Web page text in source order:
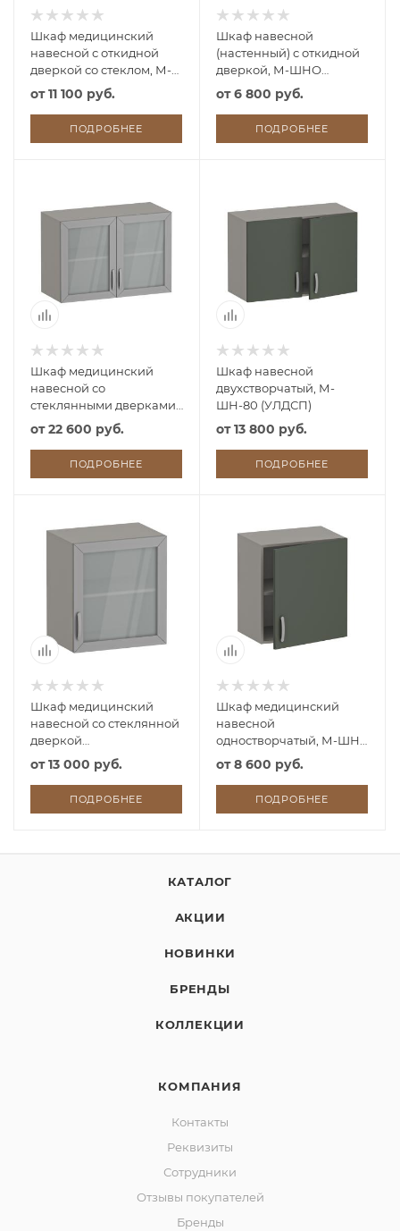
Шкаф медицинский
навесной с откидной
дверкой со стеклом, М-
ШНОс (УЛДСП)
от11 100 руб.
ПОДРОБНЕЕ
Шкаф навесной
(настенный) с откидной
дверкой, М-ШНО
(УЛДСП)
от6 800 руб.
ПОДРОБНЕЕ
Шкаф медицинский
навесной со
стеклянными дверками,
М-ШНс-80 (УЛДСП)
от22 600 руб.
ПОДРОБНЕЕ
Шкаф навесной
двухстворчатый, М-
ШН-80 (УЛДСП)
от13 800 руб.
ПОДРОБНЕЕ
Шкаф медицинский
навесной со стеклянной
дверкой
одностворчатый, М-ШНс
от13 000 руб.
ПОДРОБНЕЕ
Шкаф медицинский
навесной
одностворчатый, М-ШН
(УЛДСП)
от8 600 руб.
ПОДРОБНЕЕ
КАТАЛОГ
АКЦИИ
НОВИНКИ
БРЕНДЫ
КОЛЛЕКЦИИ
КОМПАНИЯ
Контакты
Реквизиты
Сотрудники
Отзывы покупателей
Бренды